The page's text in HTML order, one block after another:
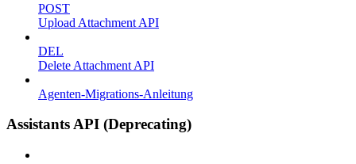
POST
Upload Attachment API
DEL
Delete Attachment API
Agenten-Migrations-Anleitung
Assistants API (Deprecating)